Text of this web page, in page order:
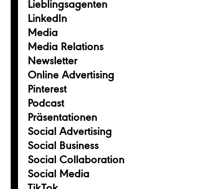
Lieblingsagenten
LinkedIn
Media
Media Relations
Newsletter
Online Advertising
Pinterest
Podcast
Präsentationen
Social Advertising
Social Business
Social Collaboration
Social Media